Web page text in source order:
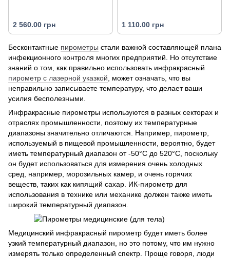
2 560.00 грн 1 110.00 грн
Бесконтактные пирометры стали важной составляющей плана
инфекционного контроля многих предприятий. Но отсутствие
знаний о том, как правильно использовать инфракрасный
пирометр с лазерной указкой , может означать, что вы
неправильно записываете температуру, что делает ваши
усилия бесполезными.
Инфракрасные пирометры используются в разных секторах и
отраслях промышленности, поэтому их температурные
диапазоны значительно отличаются. Например, пирометр,
используемый в пищевой промышленности, вероятно, будет
иметь температурный диапазон от -50°C до 520°C, поскольку
он будет использоваться для измерения очень холодных
сред, например, морозильных камер, и очень горячих
веществ, таких как кипящий сахар. ИК-пирометр для
использования в технике или механике должен также иметь
широкий температурный диапазон.
Медицинский инфракрасный пирометр будет иметь более
узкий температурный диапазон, но это потому, что им нужно
измерять только определенный спектр. Проще говоря, люди